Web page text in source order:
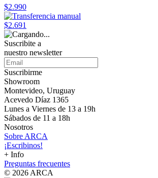
$2.990
$2.691
Suscribite a
nuestro newsletter
Suscribirme
Showroom
Montevideo, Uruguay
Acevedo Díaz 1365
Lunes a Viernes de 13 a 19h
Sábados de 11 a 18h
Nosotros
Sobre ARCA
¡Escribinos!
+ Info
Preguntas frecuentes
© 2026 ARCA